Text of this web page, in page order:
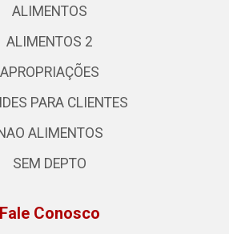
ALIMENTOS
ALIMENTOS 2
APROPRIAÇÕES
PARA CLIENTES
ALIMENTOS
SEM DEPTO
Fale Conosco